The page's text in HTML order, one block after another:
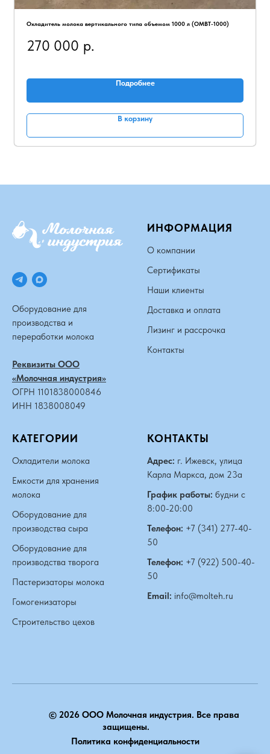
Охладитель молока вертикального типа объемом 1000 л (ОМВТ-1000)
270 000 р.
Подробнее
В корзину
Оборудование для
производства и
переработки молока
Реквизиты ООО
«Молочная индустрия»
ОГРН 1101838000846
ИНН 1838008049
ИНФОРМАЦИЯ
О компании
Сертификаты
Наши клиенты
Доставка и оплата
Лизинг и рассрочка
Контакты
КАТЕГОРИИ
Охладители молока
Емкости для хранения
молока
Оборудование для
производства сыра
Оборудование для
производства творога
Пастеризаторы молока
Гомогенизаторы
Строительство цехов
КОНТАКТЫ
Адрес: г. Ижевск, улица
Карла Маркса, дом 23а
График работы: будни с
8:00-20:00
Телефон: +7 (341) 277-40-
50
Телефон: +7 (922) 500-40-
50
Email: info@molteh.ru
© 2026 ООО Молочная индустрия. Все права
защищены.
Политика конфиденциальности